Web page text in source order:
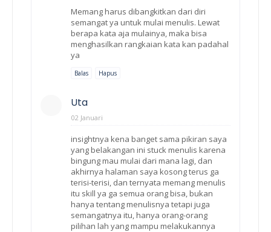
Memang harus dibangkitkan dari diri
semangat ya untuk mulai menulis. Lewat
berapa kata aja mulainya, maka bisa
menghasilkan rangkaian kata kan padahal
ya
Balas Hapus
Uta
02 Januari
insightnya kena banget sama pikiran saya
yang belakangan ini stuck menulis karena
bingung mau mulai dari mana lagi, dan
akhirnya halaman saya kosong terus ga
terisi-terisi, dan ternyata memang menulis
itu skill ya ga semua orang bisa, bukan
hanya tentang menulisnya tetapi juga
semangatnya itu, hanya orang-orang
pilihan lah yang mampu melakukannya